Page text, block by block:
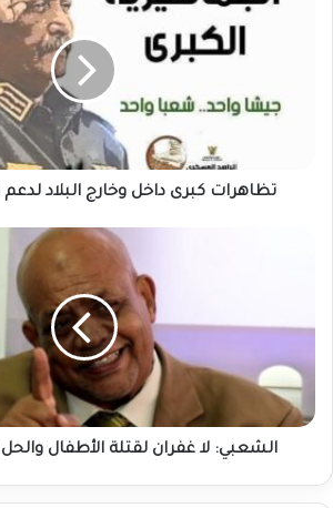
الجيش
تظاهرات كبرى داخل وخارج البلاد
الأطفال
سوداني
دولي
الشعبي: لا غفران لقتلة الأطفال